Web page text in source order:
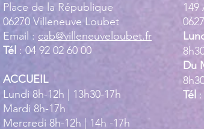
Place de la République
06270 Villeneuve Loubet
Email : cab@villeneuveloubet.fr
Tél : 04 92 02 60 00
ACCUEIL
Lundi 8h-12h | 13h30-17h
Mardi 8h-17h
Mercredi 8h-12h | 14h -17h
149
Du
Tél